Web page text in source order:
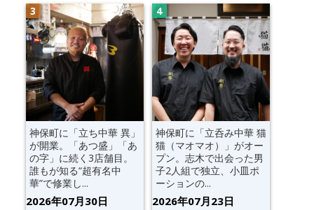
神保町に「立ち中華 異」
が開業。「あつ盛」「あ
の字」に続く3店舗目。
誰もが知る“超有名中
華”で修業し...
2026年07月30日
神保町に「立呑み中華 猫
猫（マオマオ）」がオー
プン。志木で出会った男
子2人組で独立、小皿ポ
ーションの...
2026年07月23日